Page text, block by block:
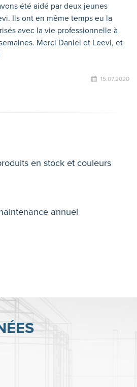
été aidé par deux jeunes
Ils ont en même temps eu la
avec la vie professionnelle à
Merci Daniel et Leevi, et
15.07.2020
en stock et couleurs
annuel